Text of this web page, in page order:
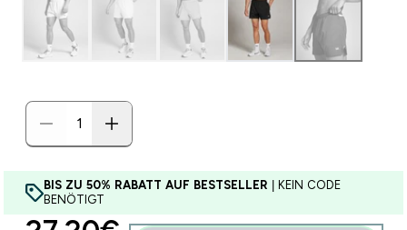
BIS ZU 50% RABATT AUF BESTSELLER | KEIN CODE
BENÖTIGT